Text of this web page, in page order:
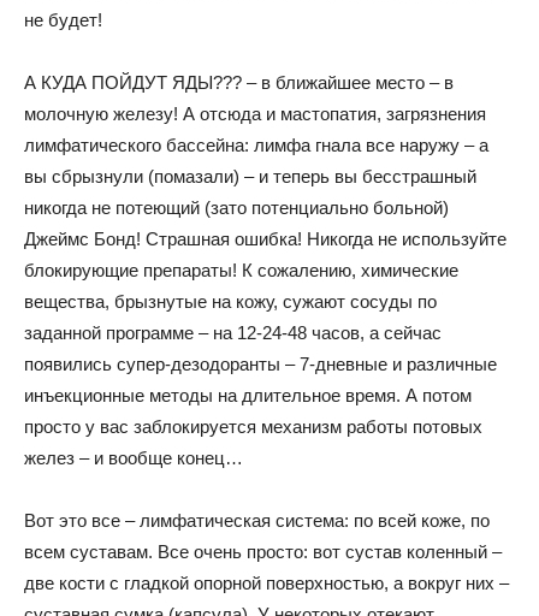
не будет!
А КУДА ПОЙДУТ ЯДЫ??? – в ближайшее место – в
молочную железу! А отсюда и мастопатия, загрязнения
лимфатического бассейна: лимфа гнала все наружу – а
вы сбрызнули (помазали) – и теперь вы бесстрашный
никогда не потеющий (зато потенциально больной)
Джеймс Бонд! Страшная ошибка! Никогда не используйте
блокирующие препараты! К сожалению, химические
вещества, брызнутые на кожу, сужают сосуды по
заданной программе – на 12-24-48 часов, а сейчас
появились супер-дезодоранты – 7-дневные и различные
инъекционные методы на длительное время. А потом
просто у вас заблокируется механизм работы потовых
желез – и вообще конец…
Вот это все – лимфатическая система: по всей коже, по
всем суставам. Все очень просто: вот сустав коленный –
две кости с гладкой опорной поверхностью, а вокруг них –